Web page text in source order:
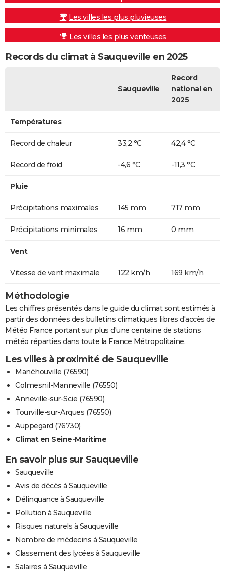
Les villes les plus pluvieuses
Les villes les plus venteuses
Records du climat à Sauqueville en 2025
Sauqueville
Record
national en
2025
Températures
Record de chaleur 33,2 °C 42,4 °C
Record de froid -4,6 °C -11,3 °C
Pluie
Précipitations maximales 145 mm 717 mm
Précipitations minimales 16 mm 0 mm
Vent
Vitesse de vent maximale 122 km/h 169 km/h
Méthodologie
Les chiffres présentés dans le guide du climat sont estimés à
partir des données des bulletins climatiques libres d'accès de
Météo France portant sur plus d'une centaine de stations
météo réparties dans toute la France Métropolitaine.
Les villes à proximité de Sauqueville
Manéhouville (76590)
Colmesnil-Manneville (76550)
Anneville-sur-Scie (76590)
Tourville-sur-Arques (76550)
Auppegard (76730)
Climat en Seine-Maritime
En savoir plus sur Sauqueville
Sauqueville
Avis de décès à Sauqueville
Délinquance à Sauqueville
Pollution à Sauqueville
Risques naturels à Sauqueville
Nombre de médecins à Sauqueville
Classement des lycées à Sauqueville
Salaires à Sauqueville